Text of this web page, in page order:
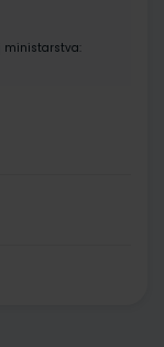
ministarstva: